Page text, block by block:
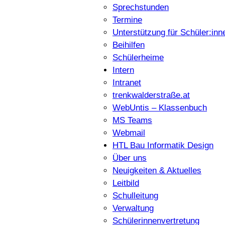
Sprechstunden
Termine
Unterstützung für
Beihilfen
Schülerheime
Intern
Intranet
trenkwalderstraße.at
WebUntis – Klassenbuch
MS Teams
Webmail
HTL Bau Informatik Design
Über uns
Neuigkeiten & Aktuelles
Leitbild
Schulleitung
Verwaltung
Schülerinnenvertretung